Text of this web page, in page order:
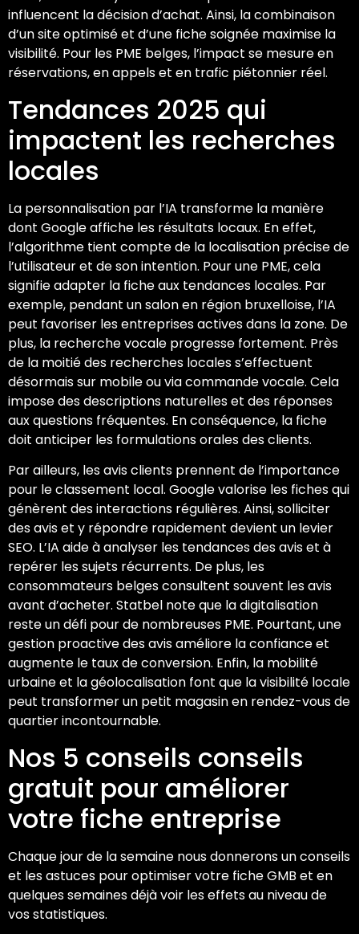
influencent la décision d’achat. Ainsi, la combinaison
d’un site optimisé et d’une fiche soignée maximise la
visibilité. Pour les PME belges, l’impact se mesure en
réservations, en appels et en trafic piétonnier réel.
Tendances 2025 qui
impactent les recherches
locales
La personnalisation par l’IA transforme la manière
dont Google affiche les résultats locaux. En effet,
l’algorithme tient compte de la localisation précise de
l’utilisateur et de son intention. Pour une PME, cela
signifie adapter la fiche aux tendances locales. Par
exemple, pendant un salon en région bruxelloise, l’IA
peut favoriser les entreprises actives dans la zone. De
plus, la recherche vocale progresse fortement. Près
de la moitié des recherches locales s’effectuent
désormais sur mobile ou via commande vocale. Cela
impose des descriptions naturelles et des réponses
aux questions fréquentes. En conséquence, la fiche
doit anticiper les formulations orales des clients.
Par ailleurs, les avis clients prennent de l’importance
pour le classement local. Google valorise les fiches qui
génèrent des interactions régulières. Ainsi, solliciter
des avis et y répondre rapidement devient un levier
SEO. L’IA aide à analyser les tendances des avis et à
repérer les sujets récurrents. De plus, les
consommateurs belges consultent souvent les avis
avant d’acheter. Statbel note que la digitalisation
reste un défi pour de nombreuses PME. Pourtant, une
gestion proactive des avis améliore la confiance et
augmente le taux de conversion. Enfin, la mobilité
urbaine et la géolocalisation font que la visibilité locale
peut transformer un petit magasin en rendez-vous de
quartier incontournable.
Nos 5 conseils conseils
gratuit pour améliorer
votre fiche entreprise
Chaque jour de la semaine nous donnerons un conseils
et les astuces pour optimiser votre fiche GMB et en
quelques semaines déjà voir les effets au niveau de
vos statistiques.